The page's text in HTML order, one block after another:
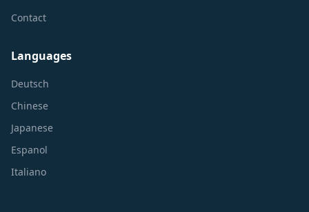
Contact
Languages
Deutsch
Chinese
Japanese
Espanol
Italiano